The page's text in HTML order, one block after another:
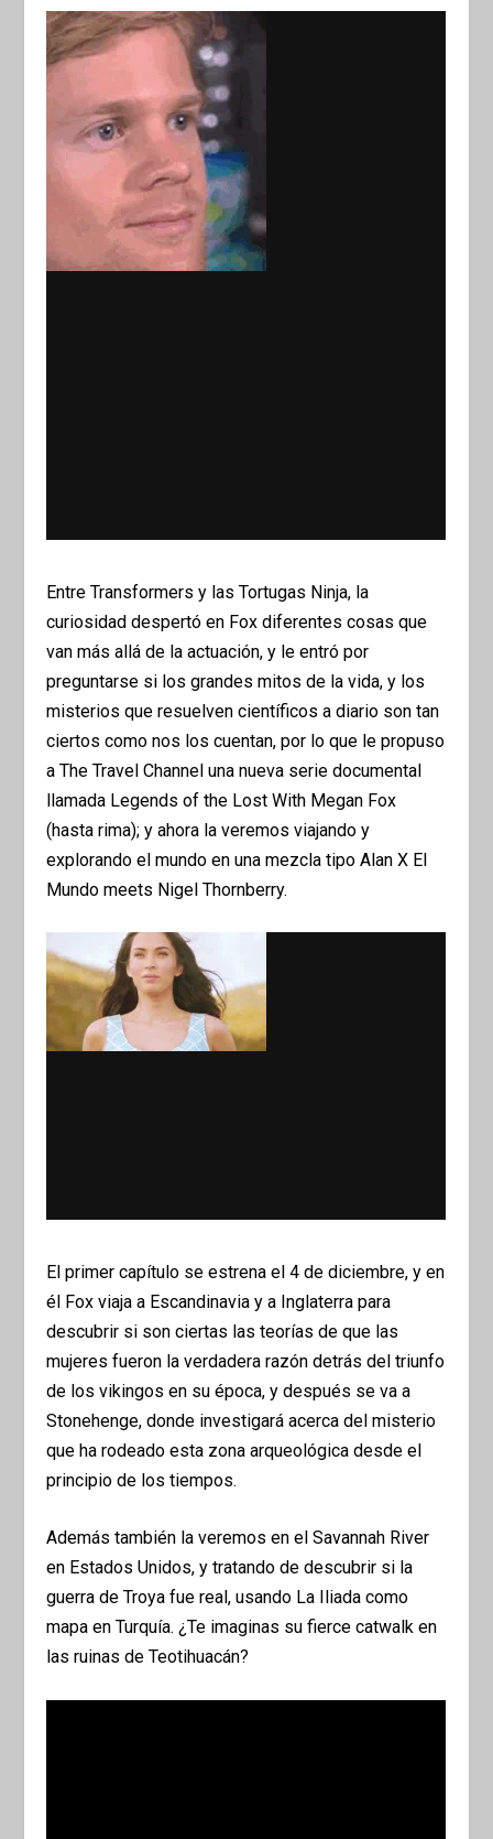
Entre Transformers y las Tortugas Ninja, la
curiosidad despertó en Fox diferentes cosas que
van más allá de la actuación, y le entró por
preguntarse si los grandes mitos de la vida, y los
misterios que resuelven científicos a diario son tan
ciertos como nos los cuentan, por lo que le propuso
a The Travel Channel una nueva serie documental
llamada Legends of the Lost With Megan Fox
(hasta rima); y ahora la veremos viajando y
explorando el mundo en una mezcla tipo Alan X El
Mundo meets Nigel Thornberry.
El primer capítulo se estrena el 4 de diciembre, y en
él Fox viaja a Escandinavia y a Inglaterra para
descubrir si son ciertas las teorías de que las
mujeres fueron la verdadera razón detrás del triunfo
de los vikingos en su época, y después se va a
Stonehenge, donde investigará acerca del misterio
que ha rodeado esta zona arqueológica desde el
principio de los tiempos.
Además también la veremos en el Savannah River
en Estados Unidos, y tratando de descubrir si la
guerra de Troya fue real, usando La Iliada como
mapa en Turquía. ¿Te imaginas su fierce catwalk en
las ruinas de Teotihuacán?